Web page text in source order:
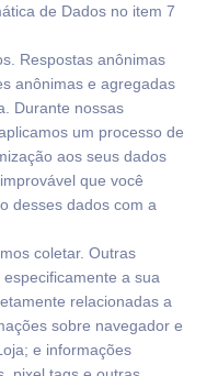
de Dados no item 7
Respostas anônimas
anônimas e agregadas
Durante nossas
um processo de
aos seus dados
que você
desses dados com a
coletar. Outras
a sua
relacionadas a
sobre navegador e
e informações